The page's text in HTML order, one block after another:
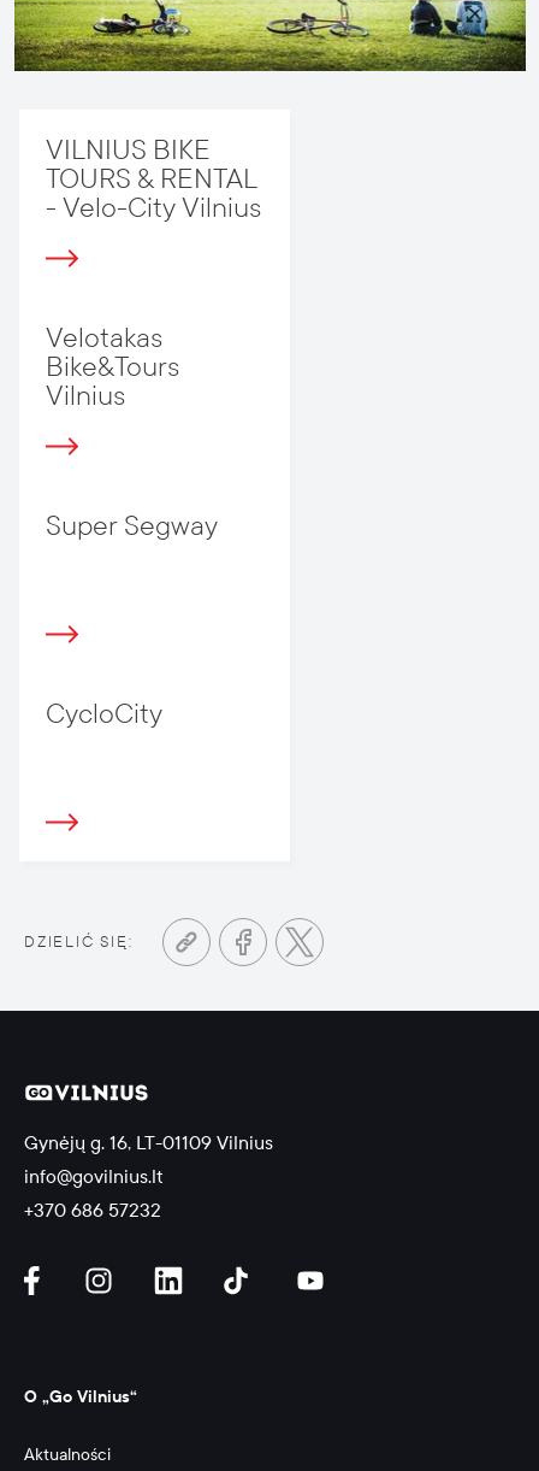
VILNIUS BIKE
TOURS & RENTAL
- Velo-City Vilnius
Velotakas
Bike&Tours
Vilnius
Super Segway
CycloCity
DZIELIĆ SIĘ:
Gynėjų g. 16, LT-01109 Vilnius
info@govilnius.lt
+370 686 57232
O „Go Vilnius“
Aktualności